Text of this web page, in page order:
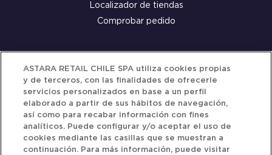
Localizador de tiendas
Comprobar pedido
Servicio al cliente
Términos y Condiciones
Política de privacidad
Política de Cookies
ASTARA RETAIL CHILE SPA utiliza cookies propias
y de terceros, con las finalidades de ofrecerle
servicios personalizados en base a un perfil
elaborado a partir de sus hábitos de navegación,
así como para recabar información con fines
analíticos. Puede configurar y/o aceptar el uso de
cookies mediante las casillas que se muestran a
continuación. Para más información, puede visitar